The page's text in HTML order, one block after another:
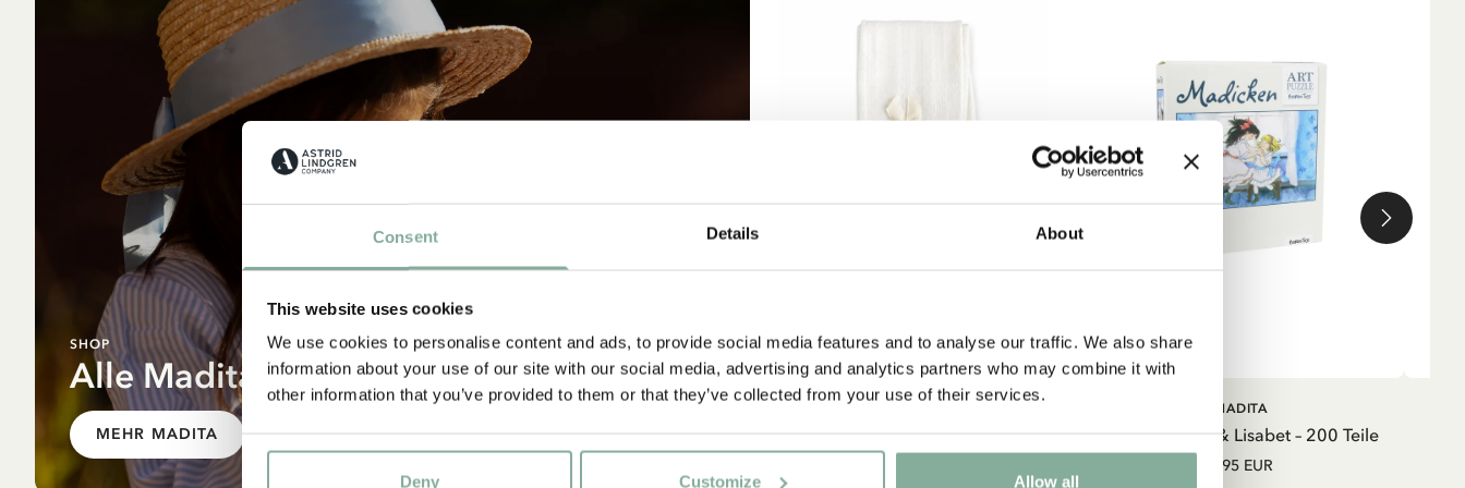
Consent Details About
This website uses cookies
We use cookies to personalise content and ads, to provide social media features and to analyse our traffic. We also share
information about your use of our site with our social media, advertising and analytics partners who may combine it with
other information that you’ve provided to them or that they’ve collected from your use of their services.
Deny Customize Allow all
SHOP
Alle Madita Produkte
MEHR MADITA Kniestrümpfe – Weiß
IN DEN WARENKORB
Puzzle Madita & Lisabet – 200 Teile
MADITA
9.95 EUR